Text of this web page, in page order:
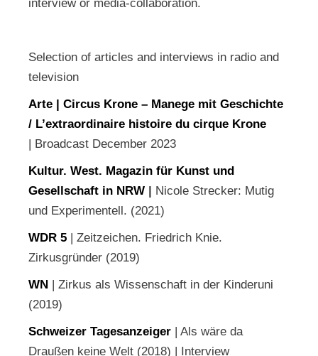
interview or media-collaboration.
Selection of articles and interviews in radio and
television
Arte | Circus Krone – Manege mit Geschichte
/ L’extraordinaire histoire du cirque Krone
| Broadcast December 2023
Kultur. West. Magazin für Kunst und
Gesellschaft in NRW | Nicole Strecker: Mutig
und Experimentell. (2021)
WDR 5 | Zeitzeichen. Friedrich Knie.
Zirkusgründer (2019)
WN | Zirkus als Wissenschaft in der Kinderuni
(2019)
Schweizer Tagesanzeiger | Als wäre da
Draußen keine Welt (2018) | Interview